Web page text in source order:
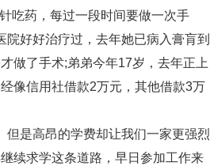
吃药，每过一段时间要做一次手
好好治疗过，去年她已病入膏肓到
做了手术;弟弟今年17岁，去年正上
像信用社借款2万元，其他借款3万
是高昂的学费却让我们一家更强烈
续求学这条道路，早日参加工作来